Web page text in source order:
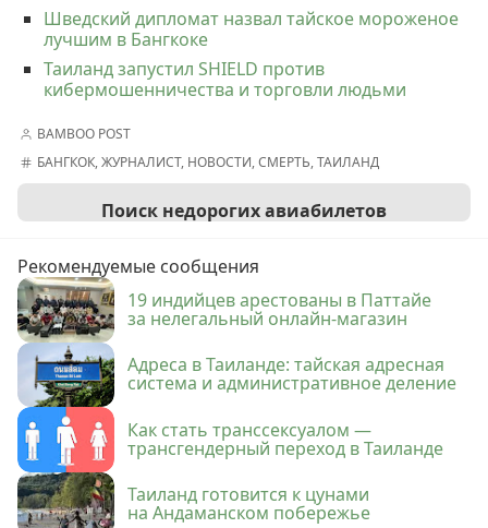
Шведский дипломат назвал тайское мороженое
лучшим в Бангкоке
Таиланд запустил SHIELD против
кибермошенничества и торговли людьми
BAMBOO POST
БАНГКОК,ЖУРНАЛИСТ, НОВОСТИ,СМЕРТЬ,ТАИЛАНД
Поиск недорогих авиабилетов
Рекомендуемые сообщения
19 индийцев арестованы в Паттайе
за нелегальный онлайн-магазин
Адреса в Таиланде: тайская адресная
система и административное деление
Как стать транссексуалом —
трансгендерный переход в Таиланде
Таиланд готовится к цунами
на Андаманском побережье